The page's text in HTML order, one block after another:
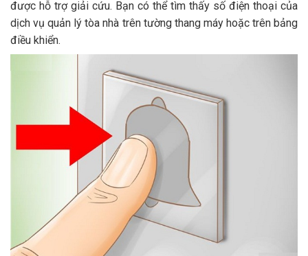
được hỗ trợ giải cứu. Bạn có thể tìm thấy số điện thoại của
dịch vụ quản lý tòa nhà trên tường thang máy hoặc trên bảng
điều khiển.